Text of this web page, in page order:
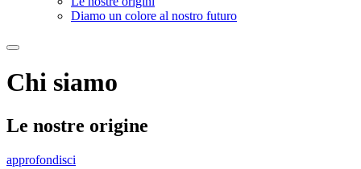
Diamo un colore al nostro futuro
Chi siamo
Le nostre origine
approfondisci